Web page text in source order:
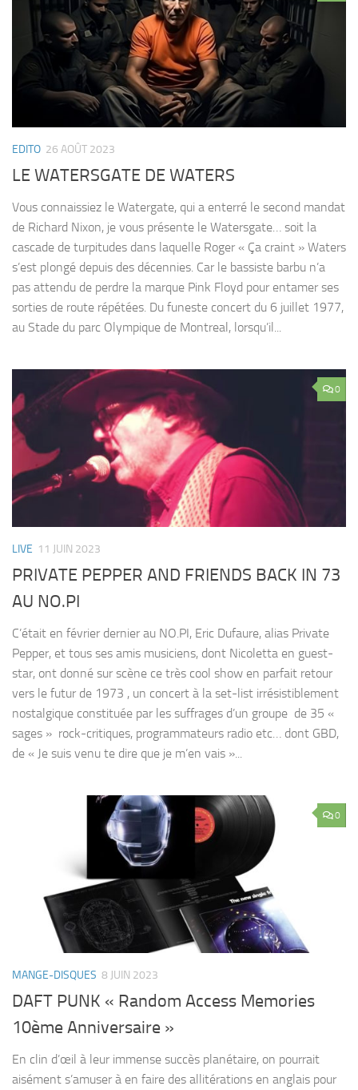
EDITO 26 AOÛT 2023
LE WATERSGATE DE WATERS
Vous connaissiez le Watergate, qui a enterré le second mandat
de Richard Nixon, je vous présente le Watersgate… soit la
cascade de turpitudes dans laquelle Roger « Ça craint » Waters
s’est plongé depuis des décennies. Car le bassiste barbu n’a
pas attendu de perdre la marque Pink Floyd pour entamer ses
sorties de route répétées. Du funeste concert du 6 juillet 1977,
au Stade du parc Olympique de Montreal, lorsqu’il...
0
LIVE 11 JUIN 2023
PRIVATE PEPPER AND FRIENDS BACK IN 73
AU NO.PI
C’était en février dernier au NO.PI, Eric Dufaure, alias Private
Pepper, et tous ses amis musiciens, dont Nicoletta en guest-
star, ont donné sur scène ce très cool show en parfait retour
vers le futur de 1973 , un concert à la set-list irrésistiblement
nostalgique constituée par les suffrages d’un groupe de 35 «
sages » rock-critiques, programmateurs radio etc… dont GBD,
de « Je suis venu te dire que je m’en vais »...
0
MANGE-DISQUES 8 JUIN 2023
DAFT PUNK « Random Access Memories
10ème Anniversaire »
En clin d’œil à leur immense succès planétaire, on pourrait
aisément s’amuser à en faire des allitérations en anglais pour